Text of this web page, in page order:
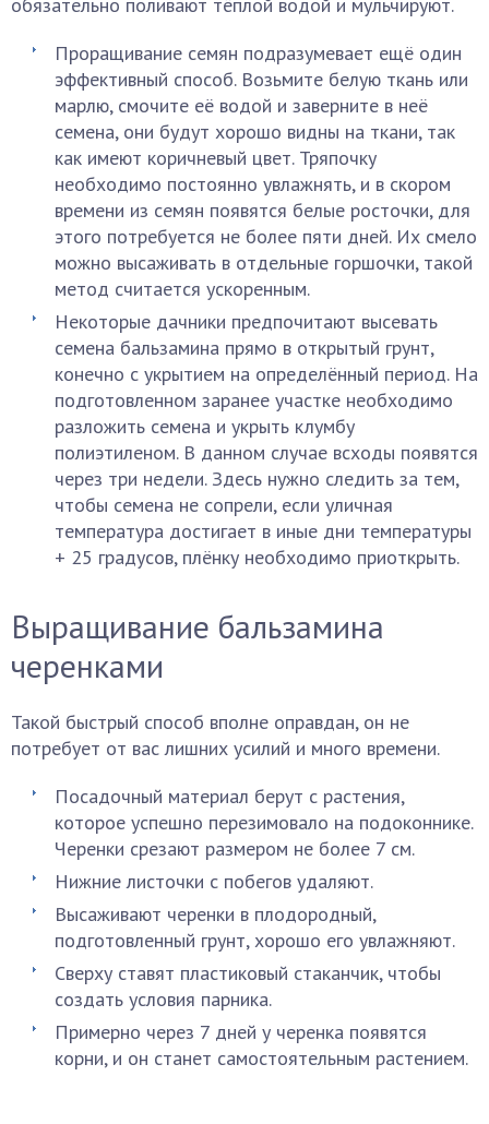
Проращивание семян подразумевает ещё один
эффективный способ. Возьмите белую ткань или
марлю, смочите её водой и заверните в неё
семена, они будут хорошо видны на ткани, так
как имеют коричневый цвет. Тряпочку
необходимо постоянно увлажнять, и в скором
времени из семян появятся белые росточки, для
этого потребуется не более пяти дней. Их смело
можно высаживать в отдельные горшочки, такой
метод считается ускоренным.
Некоторые дачники предпочитают высевать
семена бальзамина прямо в открытый грунт,
конечно с укрытием на определённый период. На
подготовленном заранее участке необходимо
разложить семена и укрыть клумбу
полиэтиленом. В данном случае всходы появятся
через три недели. Здесь нужно следить за тем,
чтобы семена не сопрели, если уличная
температура достигает в иные дни температуры
+ 25 градусов, плёнку необходимо приоткрыть.
Выращивание бальзамина
черенками
Такой быстрый способ вполне оправдан, он не
потребует от вас лишних усилий и много времени.
Посадочный материал берут с растения,
которое успешно перезимовало на подоконнике.
Черенки срезают размером не более 7 см.
Нижние листочки с побегов удаляют.
Высаживают черенки в плодородный,
подготовленный грунт, хорошо его увлажняют.
Сверху ставят пластиковый стаканчик, чтобы
создать условия парника.
Примерно через 7 дней у черенка появятся
корни, и он станет самостоятельным растением.